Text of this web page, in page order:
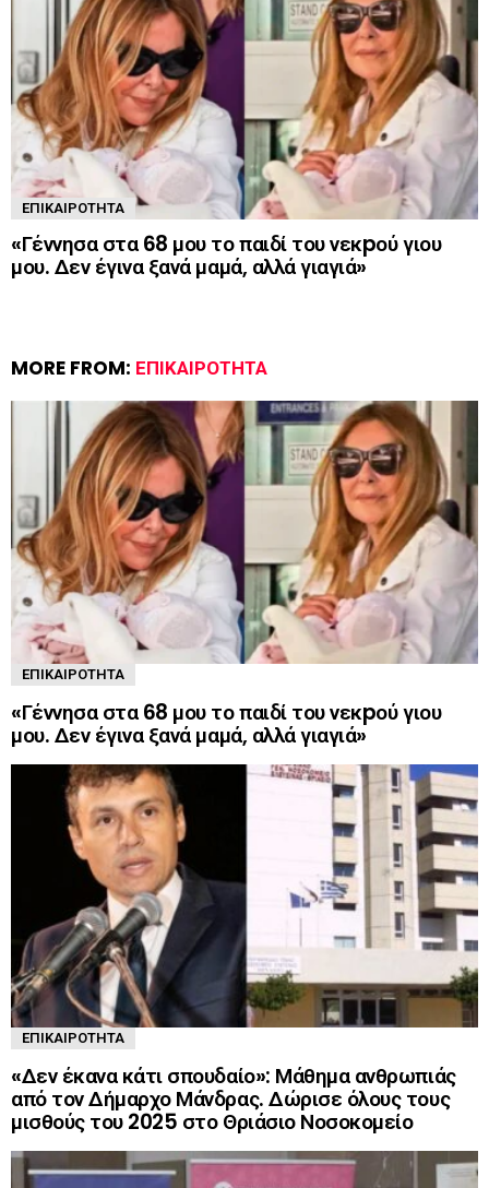
ΕΠΙΚΑΙΡΌΤΗΤΑ
«Γέννησα στα 68 μου το παιδί του νεκpού γιου
μου. Δεν έγινα ξανά μαμά, αλλά γιαγιά»
MORE FROM: ΕΠΙΚΑΙΡΌΤΗΤΑ
ΕΠΙΚΑΙΡΌΤΗΤΑ
«Γέννησα στα 68 μου το παιδί του νεκpού γιου
μου. Δεν έγινα ξανά μαμά, αλλά γιαγιά»
ΕΠΙΚΑΙΡΌΤΗΤΑ
«Δεν έκανα κάτι σπουδαίο»: Μάθημα ανθρωπιάς
από τον Δήμαρχο Μάνδρας. Δώρισε όλους τους
μισθούς του 2025 στο Θριάσιο Νοσοκομείο